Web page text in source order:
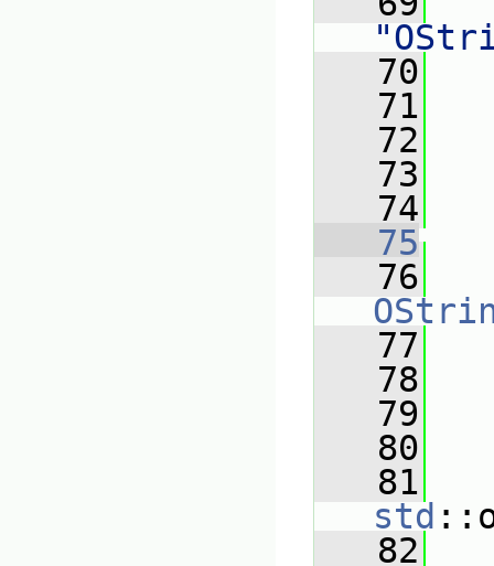
   70
   71
   72
   73
   74
   75
   76
   77
   78
   79
   80
   81
std
   82